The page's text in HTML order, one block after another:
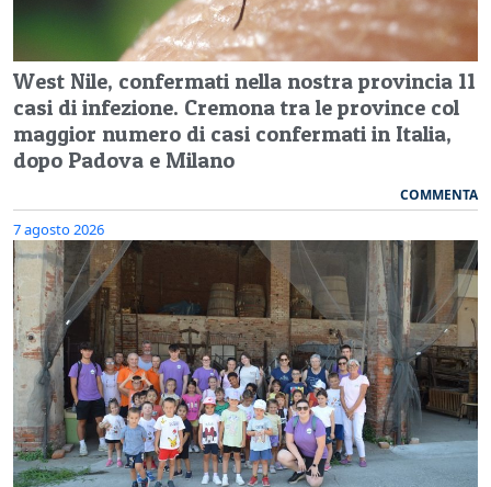
West Nile, confermati nella nostra provincia 11
casi di infezione. Cremona tra le province col
maggior numero di casi confermati in Italia,
dopo Padova e Milano
COMMENTA
7 agosto 2026